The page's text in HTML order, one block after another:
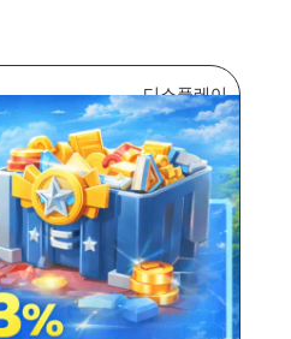
디스플레이